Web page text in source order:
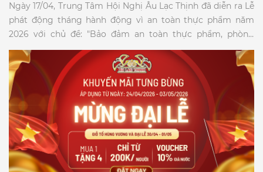
Ngày 17/04, Trung Tâm Hội Nghị Âu Lạc Thịnh đã diễn ra Lễ
phát động tháng hành động vì an toàn thực phẩm năm
2026 với chủ đề: "Bảo đảm an toàn thực phẩm, phòng
ngừa ngộ độc thực phẩm trong dịch vụ ăn uống và thức
ăn đường phố."